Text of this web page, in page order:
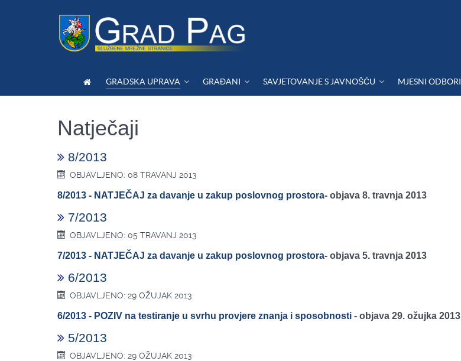
GRADSKA UPRAVA GRAĐANI SAVJETOVANJE S JAVNOŠĆU MJESNI ODBORI
Natječaji
8/2013
OBJAVLJENO: 08 TRAVANJ 2013
8/2013 - NATJEČAJ za davanje u zakup poslovnog prostora- objava 8. travnja 2013
7/2013
OBJAVLJENO: 05 TRAVANJ 2013
7/2013 - NATJEČAJ za davanje u zakup poslovnog prostora- objava 5. travnja 2013
6/2013
OBJAVLJENO: 29 OŽUJAK 2013
6/2013 - POZIV na testiranje u svrhu provjere znanja i sposobnosti - objava 29. ožujka 2013
5/2013
OBJAVLJENO: 29 OŽUJAK 2013